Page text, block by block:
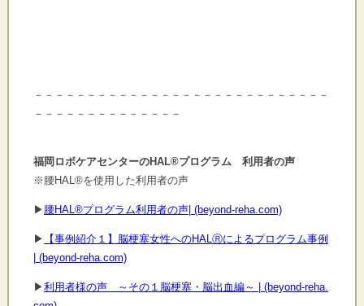
－－－－－－－－－－－－－－－－－－－－－－－－－－－－
－－－－－－－－－－－－－－
福岡ロボケアセンターのHAL®プログラム 利用者の声
※腰HAL®を使用した利用者の声
▶ 腰HAL®プログラム利用者の声| (beyond-reha.com)
▶
【事例紹介１】脳梗塞女性へのHALⓇによるプログラム事例
| (beyond-reha.com)
▶利用者様の声 ～その１脳梗塞・脳出血編～ | (beyond-reha.